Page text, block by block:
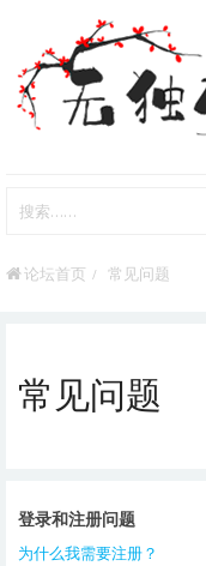
论坛首页 常见问题
常见问题
登录和注册问题
为什么我需要注册？